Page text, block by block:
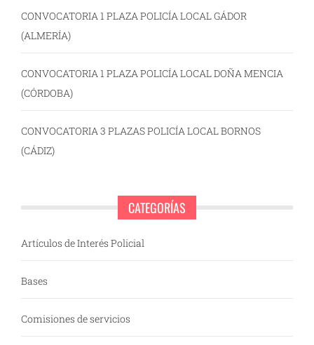
CONVOCATORIA 1 PLAZA POLICÍA LOCAL GÁDOR
(ALMERÍA)
CONVOCATORIA 1 PLAZA POLICÍA LOCAL DOÑA MENCIA
(CÓRDOBA)
CONVOCATORIA 3 PLAZAS POLICÍA LOCAL BORNOS
(CÁDIZ)
CATEGORÍAS
Artículos de Interés Policial
Bases
Comisiones de servicios